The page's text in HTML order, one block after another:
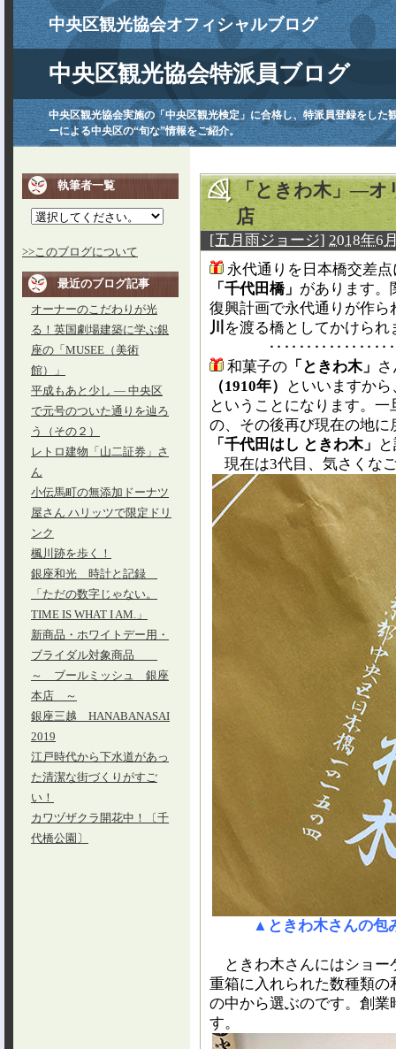
中央区観光協会オフィシャルブログ
中央区観光協会特派員ブログ
中央区観光協会実施の「中央区観光検定」に合格し、特派員登録をした
ーによる中央区の“旬な”情報をご紹介。
執筆者一覧
>>このブログについて
最近のブログ記事
オーナーのこだわりが光
る！英国劇場建築に学ぶ銀
座の「MUSEE（美術
館）」
平成もあと少し ― 中央区
で元号のついた通りを辿ろ
う（その２）
レトロ建物「山二証券」さ
ん
小伝馬町の無添加ドーナツ
屋さん ハリッツで限定ドリ
ンク
楓川跡を歩く！
銀座和光 時計と記録
「ただの数字じゃない。
TIME IS WHAT I AM.」
新商品・ホワイトデー用・
ブライダル対象商品
～ ブールミッシュ 銀座
本店 ～
銀座三越 HANABANASAI
2019
江戸時代から下水道があっ
た清潔な街づくりがすご
い！
カワヅザクラ開花中！〔千
代橋公園〕
「ときわ木」―オ
店
[五月雨ジョージ] 2018年6
永代通りを日本橋交差
「千代田橋」 があります。
復興計画で永代通りが作
川 を渡る橋としてかけられ
和菓子の 「ときわ木」
（1910年）
といいますか
ということになります。
の、その後再び現在の地
「千代田はし ときわ木」
現在は3代目、気さくな
▲ときわ木さんの包
ときわ木さんにはショー
重箱に入れられた数種類
の中から選ぶのです。創
す。